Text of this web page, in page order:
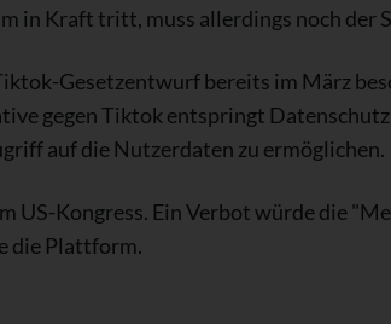
in Kraft tritt, muss allerdings noch der
Gesetzentwurf bereits im März
gegen Tiktok entspringt
auf die Nutzerdaten zu ermöglichen.
US-Kongress. Ein Verbot würde die
die Plattform.